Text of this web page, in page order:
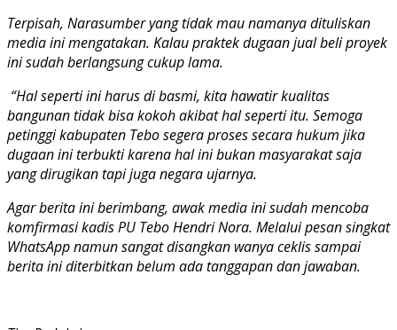
Terpisah, Narasumber yang tidak mau namanya dituliskan
media ini mengatakan. Kalau praktek dugaan jual beli proyek
ini sudah berlangsung cukup lama.
“Hal seperti ini harus di basmi, kita hawatir kualitas
bangunan tidak bisa kokoh akibat hal seperti itu. Semoga
petinggi kabupaten Tebo segera proses secara hukum jika
dugaan ini terbukti karena hal ini bukan masyarakat saja
yang dirugikan tapi juga negara ujarnya.
Agar berita ini berimbang, awak media ini sudah mencoba
komfirmasi kadis PU Tebo Hendri Nora. Melalui pesan singkat
WhatsApp namun sangat disangkan wanya ceklis sampai
berita ini diterbitkan belum ada tanggapan dan jawaban.